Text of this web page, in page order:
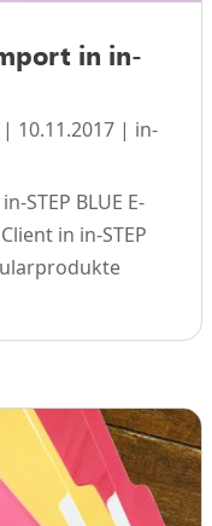
in in-
| 10.11.2017| in-
STEP BLUE E-
in in-STEP